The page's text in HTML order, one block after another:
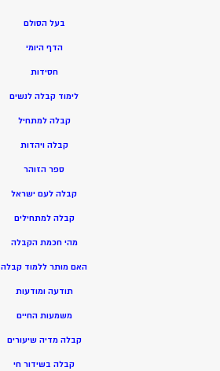
בעל הסולם
הדף היומי
חסידות
לימוד קבלה לנשים
קבלה למתחיל
קבלה ויהדות
ספר הזוהר
קבלה לעם ישראל
קבלה למתחילים
מהי חכמת הקבלה
האם מותר ללמוד קבלה
תודעה ומודעות
משמעות החיים
קבלה מדיה שיעורים
קבלה בשידור חי